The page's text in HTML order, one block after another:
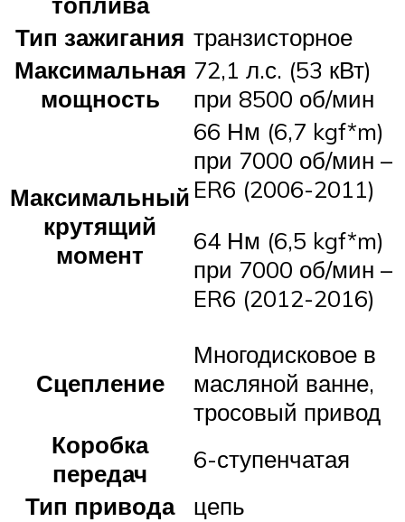
Тип зажигания транзисторное
Максимальная
мощность
72,1 л.с. (53 кВт)
при 8500 об/мин
Максимальный
крутящий
момент
66 Нм (6,7 kgf*m)
при 7000 об/мин –
ER6 (2006-2011)
64 Нм (6,5 kgf*m)
при 7000 об/мин –
ER6 (2012-2016)
Сцепление
Многодисковое в
масляной ванне,
тросовый привод
Коробка
передач
6-ступенчатая
Тип привода
цепь